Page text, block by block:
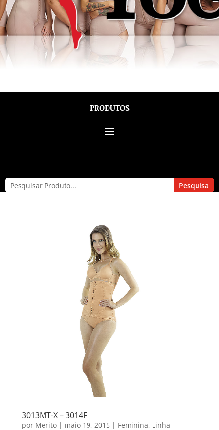
PRODUTOS
3013MT-X – 3014F
por Merito| maio 19, 2015| Feminina, Linha